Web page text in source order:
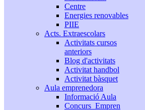
Centre
Energies renovables
PIIE
Acts. Extraescolars
Activitats cursos
anteriors
Blog d'activitats
Activitat handbol
Activitat bàsquet
Aula emprenedora
Informació Aula
Concurs_Empren